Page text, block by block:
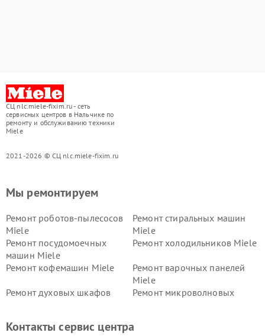
СЦ nlc.miele-fixim.ru - сеть
сервисных центров в Нальчике по
ремонту и обслуживанию техники
Miele
2021-2026 © СЦ nlc.miele-fixim.ru
Мы ремонтируем
Ремонт роботов-пылесосов
Miele
Ремонт стиральных машин
Miele
Ремонт посудомоечных
машин Miele
Ремонт холодильников Miele
Ремонт кофемашин Miele
Ремонт варочных панелей
Miele
Ремонт духовых шкафов
Ремонт микроволновых
Miele
Контакты сервис центра